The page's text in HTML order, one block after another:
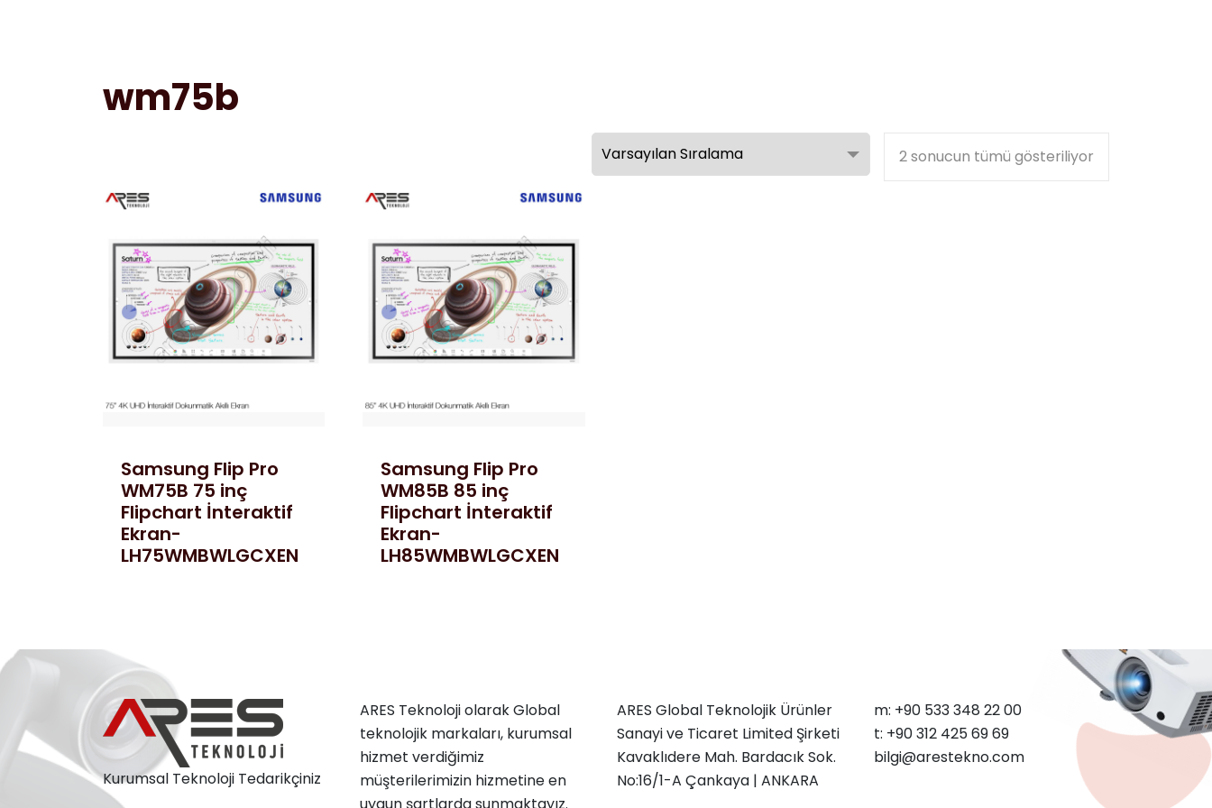
wm75b
2 sonucun tümü gösteriliyor
Samsung Flip Pro
WM75B 75 inç
Flipchart İnteraktif
Ekran-
LH75WMBWLGCXEN
Samsung Flip Pro
WM85B 85 inç
Flipchart İnteraktif
Ekran-
LH85WMBWLGCXEN
Kurumsal Teknoloji Tedarikçiniz
ARES Teknoloji olarak Global
teknolojik markaları, kurumsal
hizmet verdiğimiz
müşterilerimizin hizmetine en
ARES Global Teknolojik Ürünler
Sanayi ve Ticaret Limited Şirketi
Kavaklıdere Mah. Bardacık Sok.
No:16/1-A Çankaya | ANKARA
m: +90 533 348 22 00
t: +90 312 425 69 69
bilgi@arestekno.com